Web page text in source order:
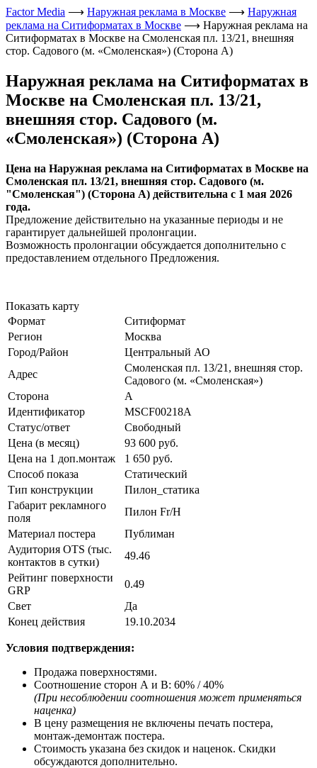
Factor Media ⟶ Наружная реклама в Москве ⟶ Наружная
реклама на Ситиформатах в Москве ⟶ Наружная реклама на
Ситиформатах в Москве на Смоленская пл. 13/21, внешняя
стор. Садового (м. «Смоленская») (Сторона А)
Наружная реклама на Ситиформатах в
Москве на Смоленская пл. 13/21,
внешняя стор. Садового (м.
«Смоленская») (Сторона А)
Цена на Наружная реклама на Ситиформатах в Москве на
Смоленская пл. 13/21, внешняя стор. Садового (м.
"Смоленская") (Сторона А) действительна с 1 мая 2026
года.
Предложение действительно на указанные периоды и не
гарантирует дальнейшей пролонгации.
Возможность пролонгации обсуждается дополнительно с
предоставлением отдельного Предложения.
Показать карту
Формат
Ситиформат
Регион
Москва
Город/Район
Центральный АО
Адрес
Смоленская пл. 13/21, внешняя стор.
Садового (м. «Смоленская»)
Сторона
А
Идентификатор
MSCF00218А
Статус/ответ
Свободный
Цена (в месяц)
93 600 руб.
Цена на 1 доп.монтаж
1 650 руб.
Способ показа
Статический
Тип конструкции
Пилон_статика
Габарит рекламного
поля
Пилон Fr/Н
Материал постера
Публиман
Аудитория OTS (тыс.
контактов в сутки)
49.46
Рейтинг поверхности
GRP
0.49
Свет
Да
Конец действия
19.10.2034
Условия подтверждения:
Продажа поверхностями.
Соотношение сторон А и В: 60% / 40%
(При несоблюдении соотношения может применяться
наценка)
В цену размещения не включены печать постера,
монтаж-демонтаж постера.
Стоимость указана без скидок и наценок. Скидки
обсуждаются дополнительно.